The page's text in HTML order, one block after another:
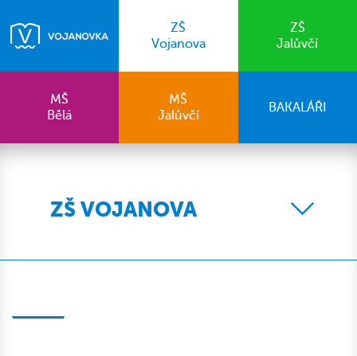
ZŠ
Vojanova
ZŠ
Jalůvčí
MŠ
Bělá
MŠ
Jalůvčí
BAKALÁŘI
ZŠ VOJANOVA